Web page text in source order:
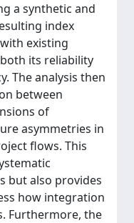
a synthetic and
index
existing
its reliability
The analysis then
between
of
asymmetries in
flows. This
but also provides
how integration
Furthermore, the